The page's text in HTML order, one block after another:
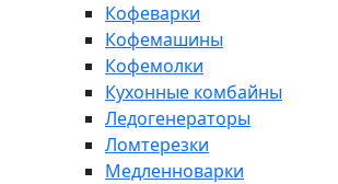
Кофеварки
Кофемашины
Кофемолки
Кухонные комбайны
Ледогенераторы
Ломтерезки
Медленноварки